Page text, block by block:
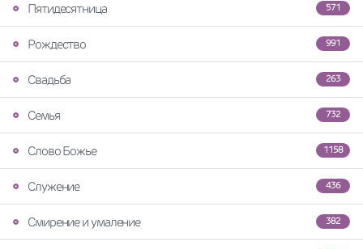
571
Пятидесятница
991
Рождество
263
Свадьба
732
Семья
1158
Слово Божье
436
Служение
382
Смирение и умаление